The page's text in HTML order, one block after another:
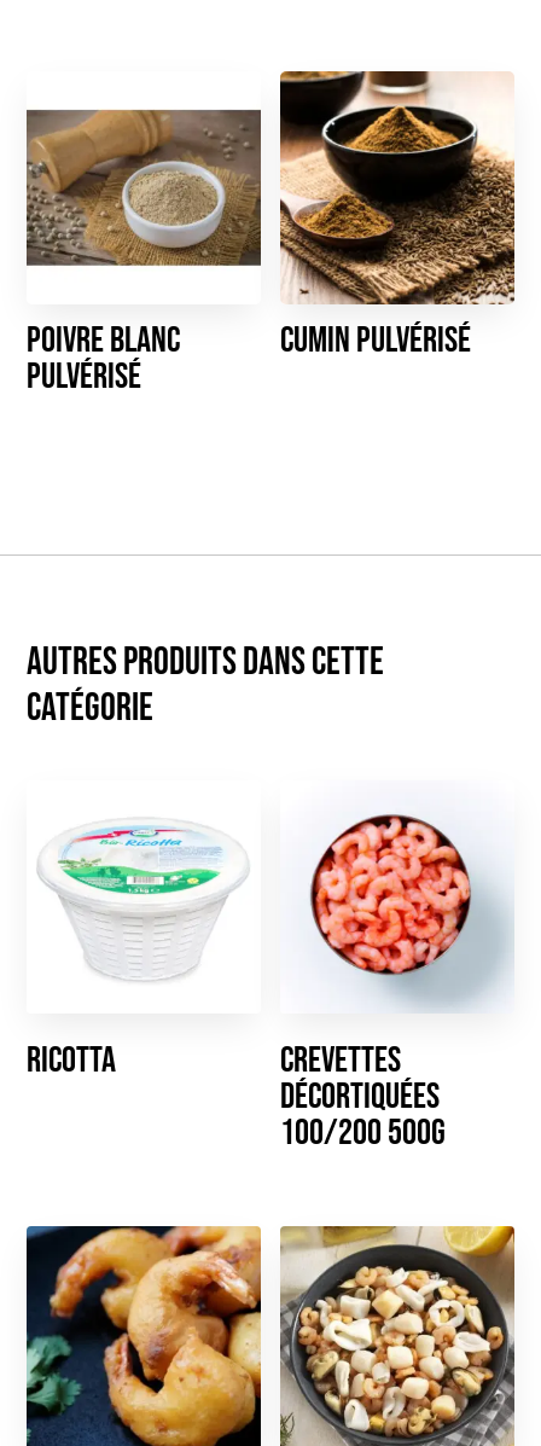
Poivre blanc
pulvérisé
Cumin pulvérisé
Autres produits dans cette
catégorie
Ricotta
Crevettes
décortiquées
100/200 500g